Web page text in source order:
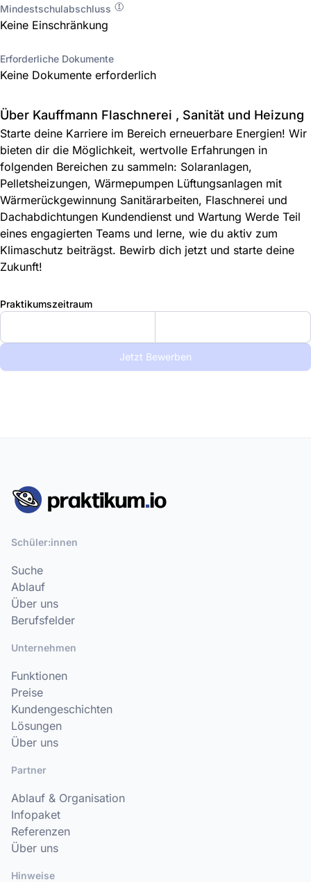
Mindestschulabschluss
Keine Einschränkung
Erforderliche Dokumente
Keine Dokumente erforderlich
Über Kauffmann Flaschnerei , Sanität und Heizung
Starte deine Karriere im Bereich erneuerbare Energien! Wir
bieten dir die Möglichkeit, wertvolle Erfahrungen in
folgenden Bereichen zu sammeln: Solaranlagen,
Pelletsheizungen, Wärmepumpen Lüftungsanlagen mit
Wärmerückgewinnung Sanitärarbeiten, Flaschnerei und
Dachabdichtungen Kundendienst und Wartung Werde Teil
eines engagierten Teams und lerne, wie du aktiv zum
Klimaschutz beiträgst. Bewirb dich jetzt und starte deine
Zukunft!
Praktikumszeitraum
Jetzt Bewerben
Schüler:innen
Suche
Ablauf
Über uns
Berufsfelder
Unternehmen
Funktionen
Preise
Kundengeschichten
Lösungen
Über uns
Partner
Ablauf & Organisation
Infopaket
Referenzen
Über uns
Hinweise